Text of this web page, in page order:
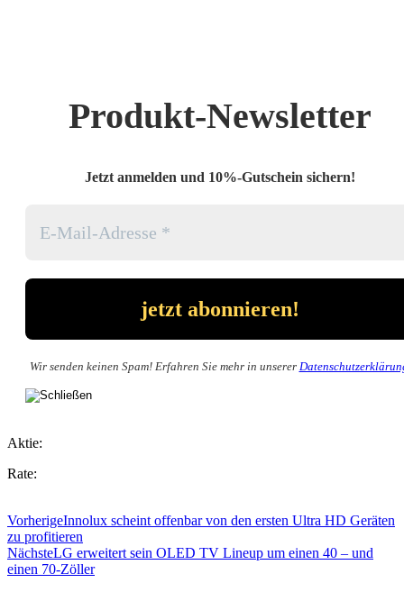
Produkt-Newsletter
Jetzt anmelden und 10%-Gutschein sichern!
Wir senden keinen Spam! Erfahren Sie mehr in unserer
Aktie:
Rate:
VorherigeInnolux scheint offenbar von den ersten Ultra HD Geräten
zu profitieren
NächsteLG erweitert sein OLED TV Lineup um einen 40 – und
einen 70-Zöller